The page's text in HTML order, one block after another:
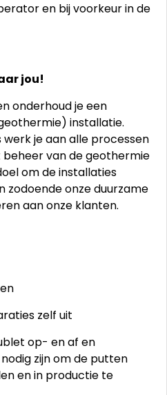
en bij voorkeur in de
jou!
onderhoud je een
installatie.
werk je aan alle processen
van de geothermie
om de installaties
zodoende onze duurzame
aan onze klanten.
zelf uit
op- en af en
zijn om de putten
en in productie te